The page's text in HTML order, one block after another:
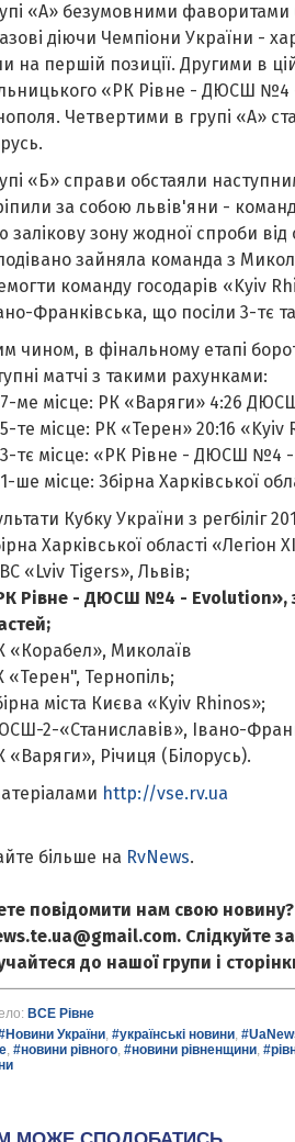
«А»безумовними фаворитами
діючи Чемпіони України -
на першій позиції. Другими в
«РК Рівне - ДЮСШ №4
Четвертими в групі «А»
«Б»справи обстаяли
за собою львів'яни -
залікову зону жодної спроби від
зайняла команда з
команду госодарів «Kyiv
Франківська, що посіли 3-тє
чином, в фінальному етапі
матчі з такими рахунками:
ме місце: РК «Варяги»4:26
те місце: РК «Терен»20:16 «Kyiv
тє місце: «РК Рівне - ДЮСШ №4 -
ше місце: Збірна Харківської
Кубку України з регбіліг
Харківської області «Легіон
«Lviv Tigers», Львів;
Рівне - ДЮСШ №4 - Evolution»,
«Корабел», Миколаїв
«Терен", Тернопіль;
міста Києва «Kyiv Rhinos»;
2-«Станиславів», Івано-
«Варяги», Річиця (Білорусь).
http://vse.rv.ua
більше на RvNews.
повідомити нам свою
Слідкуйте
до нашої групи і
ВСЕ Рівне
України, #українські новини,
, #новини рівного, #новини рівненщини,